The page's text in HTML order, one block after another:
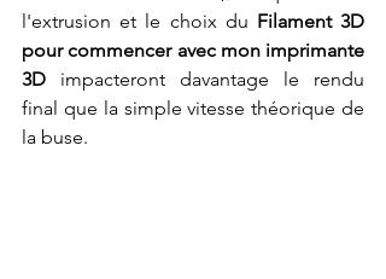
l'extrusion et le choix du Filament 3D
pour commencer avec mon imprimante
3D impacteront davantage le rendu
final que la simple vitesse théorique de
la buse.